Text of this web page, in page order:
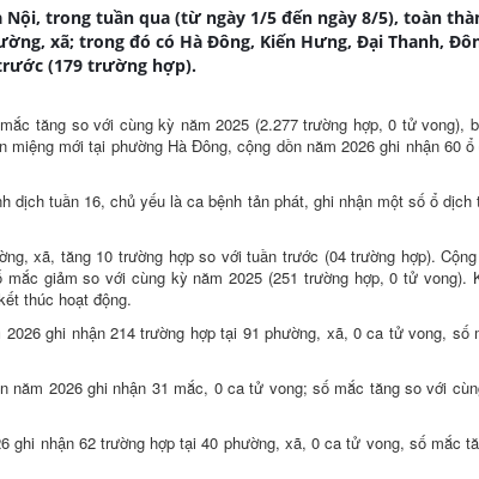
trong tuần qua (từ ngày 1/5 đến ngày 8/5), toàn
xã; trong đó có Hà Đông, Kiến Hưng, Đại Thanh,
(179 trường hợp).
tăng so với cùng kỳ năm 2025 (2.277 trường hợp, 0 tử vong),
mới tại phường Hà Đông, cộng dồn năm 2026 ghi nhận 60
dịch tuần 16, chủ yếu là ca bệnh tản phát, ghi nhận một số ổ dịch
xã, tăng 10 trường hợp so với tuần trước (04 trường hợp).
giảm so với cùng kỳ năm 2025 (251 trường hợp, 0 tử vong).
thúc hoạt động.
ghi nhận 214 trường hợp tại 91 phường, xã, 0 ca tử vong, số
năm 2026 ghi nhận 31 mắc, 0 ca tử vong; số mắc tăng so với
ghi nhận 62 trường hợp tại 40 phường, xã, 0 ca tử vong, số mắc